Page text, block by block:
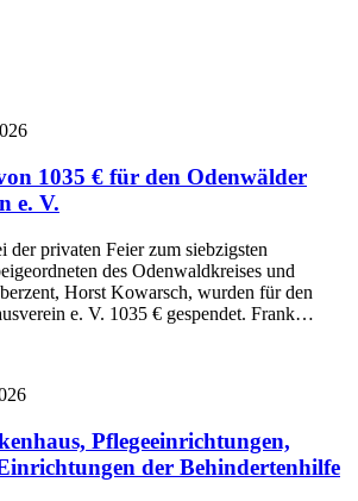
1035 € für den Odenwälder
e. V.
der privaten Feier zum siebzigsten
des Odenwaldkreises und
Horst Kowarsch, wurden für den
e. V. 1035 € gespendet. Frank…
Pflegeeinrichtungen,
der Behindertenhilfe